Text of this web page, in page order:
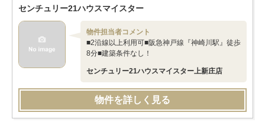
センチュリー21ハウスマイスター
物件担当者コメント
■2沿線以上利用可■阪急神戸線『神崎川駅』徒歩
8分■建築条件なし！
センチュリー21ハウスマイスター上新庄店
物件を詳しく見る